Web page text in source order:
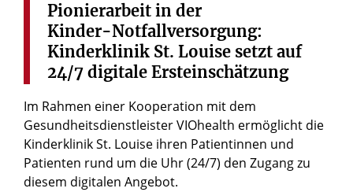
Pionierarbeit in der
Kinder-Notfallversorgung:
Kinderklinik St. Louise setzt auf
24/7 digitale Ersteinschätzung
Im Rahmen einer Kooperation mit dem
Gesundheitsdienstleister VIOhealth ermöglicht die
Kinderklinik St. Louise ihren Patientinnen und
Patienten rund um die Uhr (24/7) den Zugang zu
diesem digitalen Angebot.